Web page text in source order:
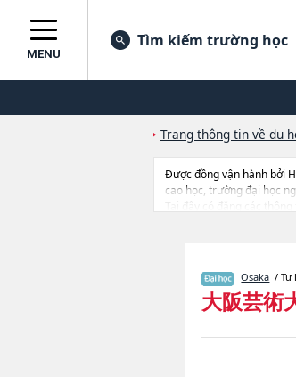
MENU
Tìm kiếm trường học
Trang thông tin về du
Được đồng vận hành bởi
cao học, trường đại học
Tại đây có đăng các
Osaka / Tư
大阪芸術